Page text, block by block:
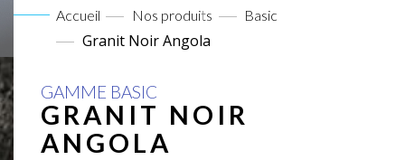
Accueil Nos produits Basic
Granit Noir Angola
GAMME BASIC
GRANIT NOIR
ANGOLA